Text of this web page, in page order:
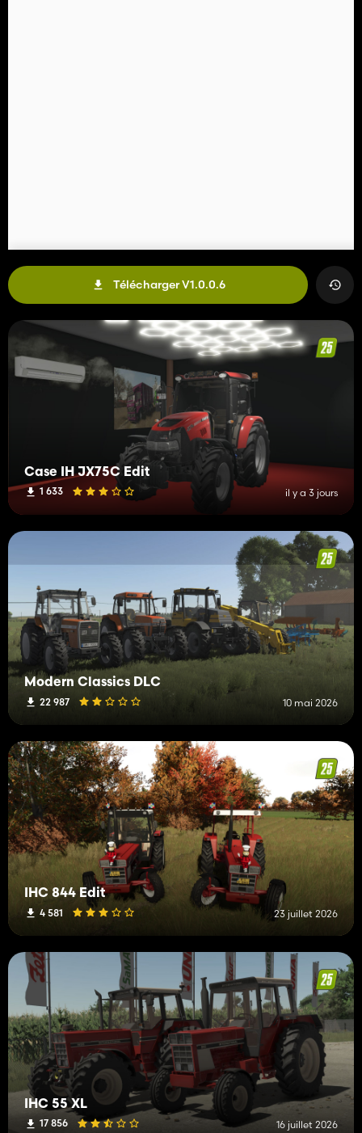
Télécharger V1.0.0.6
Case IH JX75C Edit
1 633 il y a 3 jours
Modern Classics DLC
22 987 10 mai 2026
IHC 844 Edit
4 581 23 juillet 2026
IHC 55 XL
17 856 16 juillet 2026